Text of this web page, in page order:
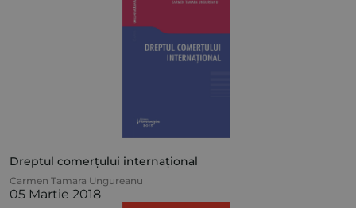
Dreptul comerțului internațional
Carmen Tamara Ungureanu
05 Martie 2018